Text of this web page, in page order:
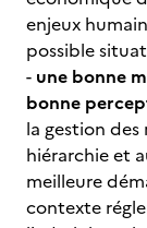
enjeux
possible
- une bonne
bonne
la gestion des
hiérarchie et
meilleure
contexte